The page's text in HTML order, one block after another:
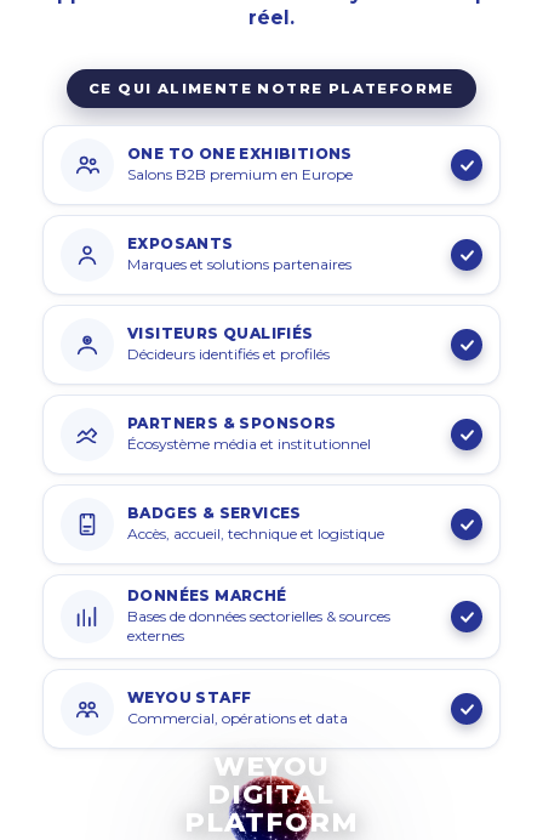
réel.
CE QUI ALIMENTE NOTRE PLATEFORME
ONE TO ONE EXHIBITIONS
Salons B2B premium en Europe
EXPOSANTS
Marques et solutions partenaires
VISITEURS QUALIFIÉS
Décideurs identifiés et profilés
PARTNERS & SPONSORS
Écosystème média et institutionnel
BADGES & SERVICES
Accès, accueil, technique et logistique
DONNÉES MARCHÉ
Bases de données sectorielles & sources
externes
WEYOU STAFF
Commercial, opérations et data
WEYOU
DIGITAL
PLATFORM